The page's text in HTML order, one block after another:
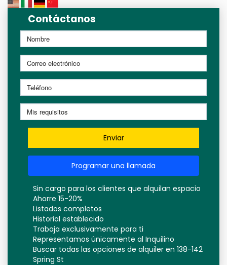
Contáctanos
Enviar
Programar una llamada
Sin cargo para los clientes que alquilan espacio
Ahorre 15-20%
Listados completos
Historial establecido
Trabaja exclusivamente para ti
Representamos únicamente al Inquilino
Buscar todas las opciones de alquiler en 138-142
Spring St